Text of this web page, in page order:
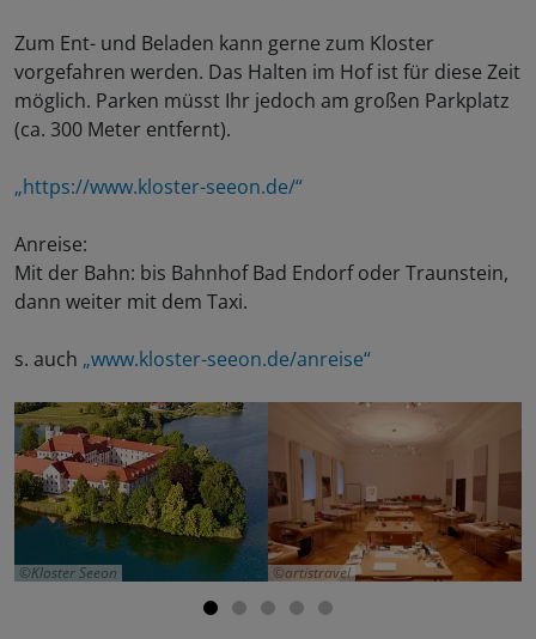
Zum Ent- und Beladen kann gerne zum Kloster
vorgefahren werden. Das Halten im Hof ist für diese Zeit
möglich. Parken müsst Ihr jedoch am großen Parkplatz
(ca. 300 Meter entfernt).
„https://www.kloster-seeon.de/“
Anreise:
Mit der Bahn: bis Bahnhof Bad Endorf oder Traunstein,
dann weiter mit dem Taxi.
s. auch „www.kloster-seeon.de/anreise“
Kloster Seeon artistravel